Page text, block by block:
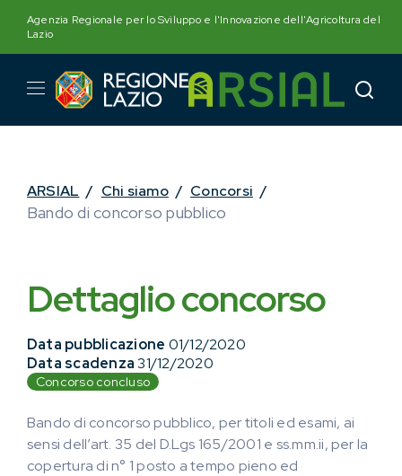
content
Agenzia Regionale per lo Sviluppo e l'Innovazione dell'Agricoltura del
Lazio
ARSIAL / Chi siamo / Concorsi /
Bando di concorso pubblico
Dettaglio concorso
Data pubblicazione 01/12/2020
Data scadenza31/12/2020
Concorso concluso
Bando di concorso pubblico, per titoli ed esami, ai
sensi dell’art. 35 del D.Lgs 165/2001 e ss.mm.ii, per la
copertura di n° 1 posto a tempo pieno ed